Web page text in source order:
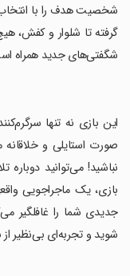
شخصیت هدف را با
گرفته تا شلوار و کفش،
شگفتی‌های جدید همراه
‏این بازی نه تنها
صورت استایلی و خلاقانه
نباشید! می‌توانید
بازی، یک ماجراجویی
شوید و تجربه‌ای بی‌نظیر